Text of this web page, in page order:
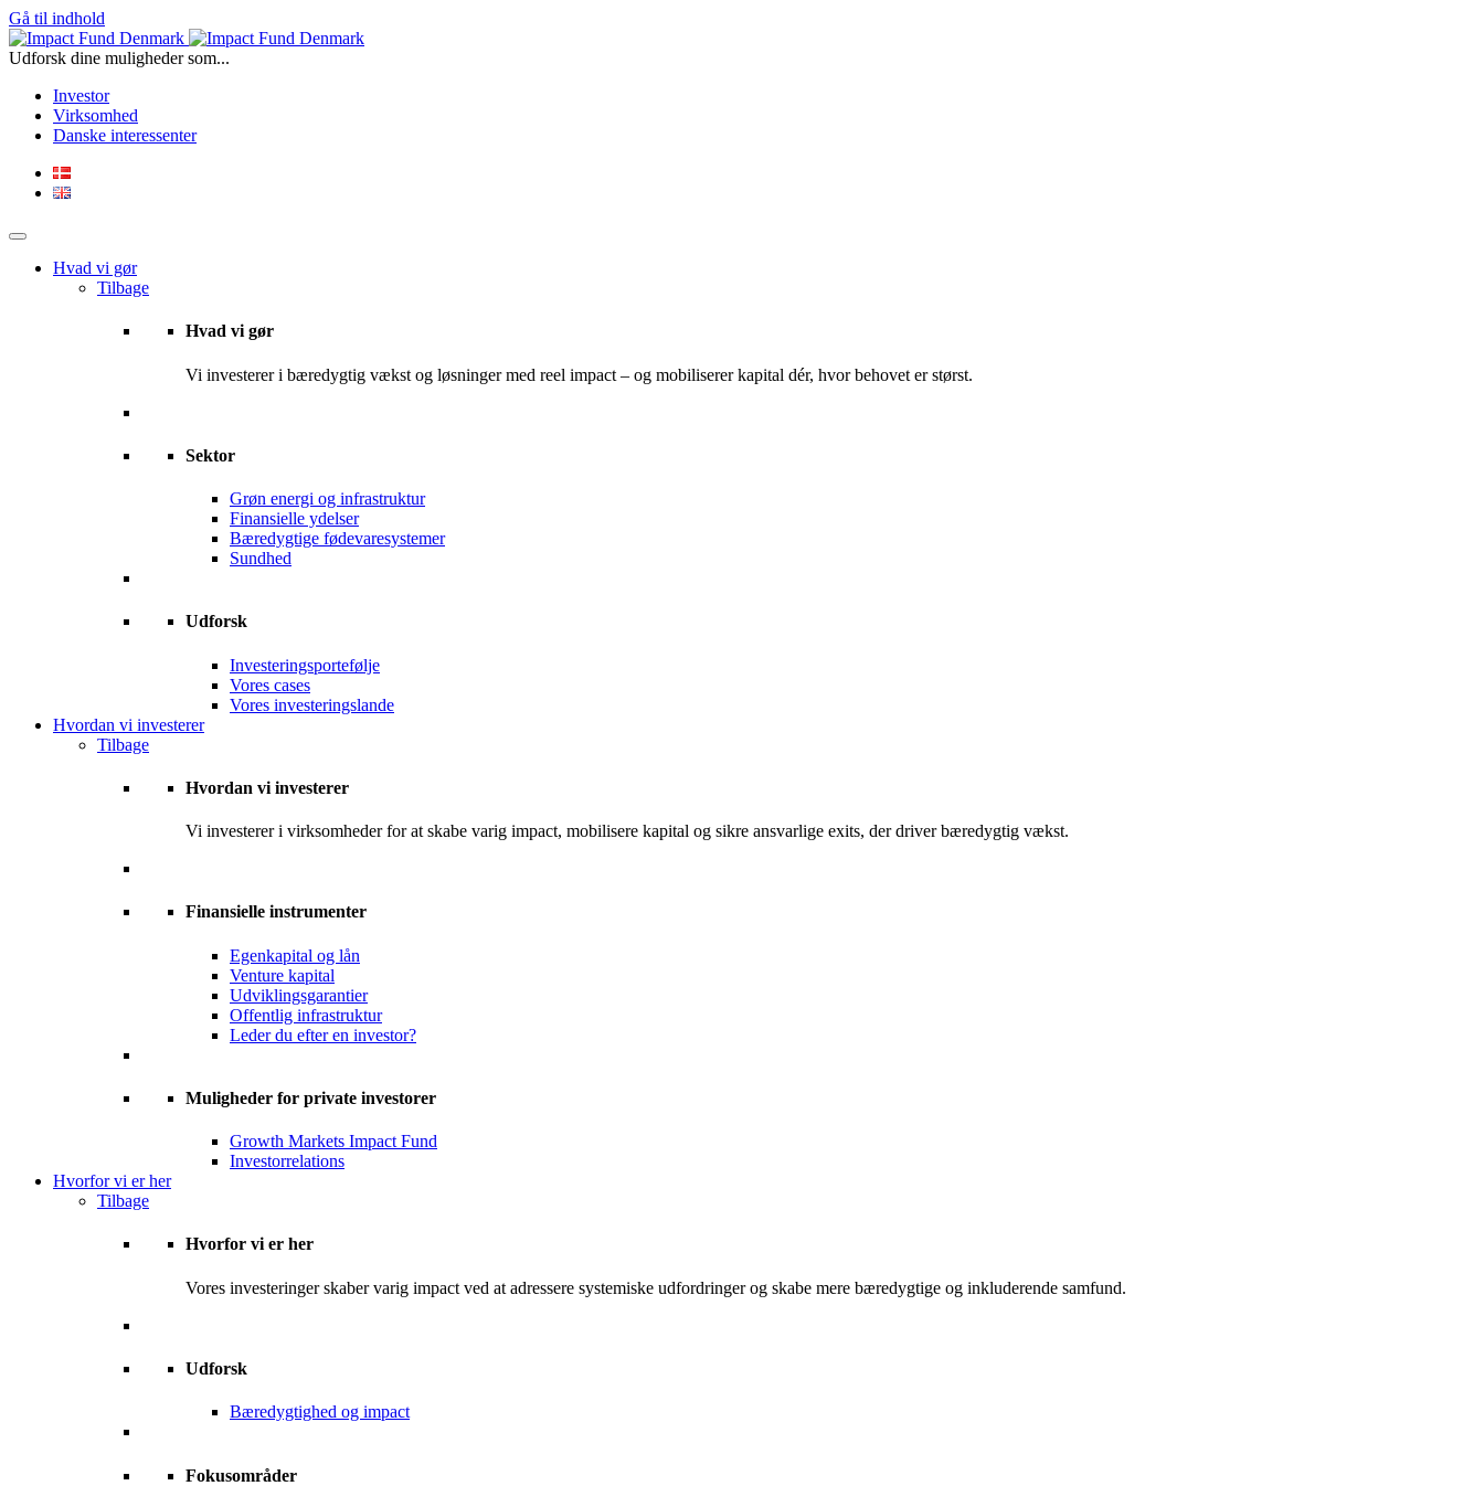
Gå til indhold
Udforsk dine muligheder som...
Investor
Virksomhed
Danske interessenter
Hvad vi gør
Tilbage
Hvad vi gør
Vi investerer i bæredygtig vækst og løsninger med reel impact – og mobiliserer kapital dér, hvor behovet er størst.
Sektor
Grøn energi og infrastruktur
Finansielle ydelser
Bæredygtige fødevaresystemer
Sundhed
Udforsk
Investeringsportefølje
Vores cases
Vores investeringslande
Hvordan vi investerer
Tilbage
Hvordan vi investerer
Vi investerer i virksomheder for at skabe varig impact, mobilisere kapital og sikre ansvarlige exits, der driver bæredygtig vækst.
Finansielle instrumenter
Egenkapital og lån
Venture kapital
Udviklingsgarantier
Offentlig infrastruktur
Leder du efter en investor?
Muligheder for private investorer
Growth Markets Impact Fund
Investorrelations
Hvorfor vi er her
Tilbage
Hvorfor vi er her
Vores investeringer skaber varig impact ved at adressere systemiske udfordringer og skabe mere bæredygtige og inkluderende samfund.
Udforsk
Bæredygtighed og impact
Fokusområder